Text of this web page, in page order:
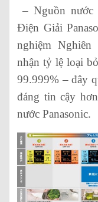
– Nguồn
Điện Giải
nghiệm
nhận tỷ lệ loại
99.999% – đây
đáng tin cậy
nước Panasonic.